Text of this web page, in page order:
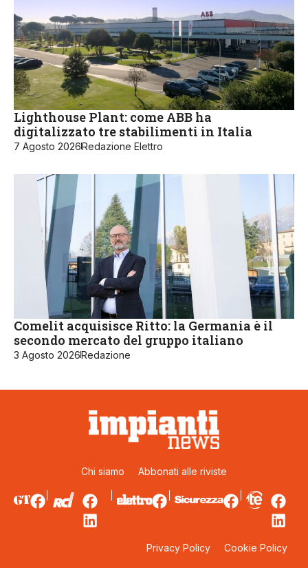
Lighthouse Plant: come ABB ha
digitalizzato tre stabilimenti in Italia
7 Agosto 2026Redazione Elettro
Comelit acquisisce Ritto: la Germania è il
secondo mercato del gruppo italiano
3 Agosto 2026Redazione
Chi siamo Abbonati alle riviste
Privacy Policy Cookie Policy